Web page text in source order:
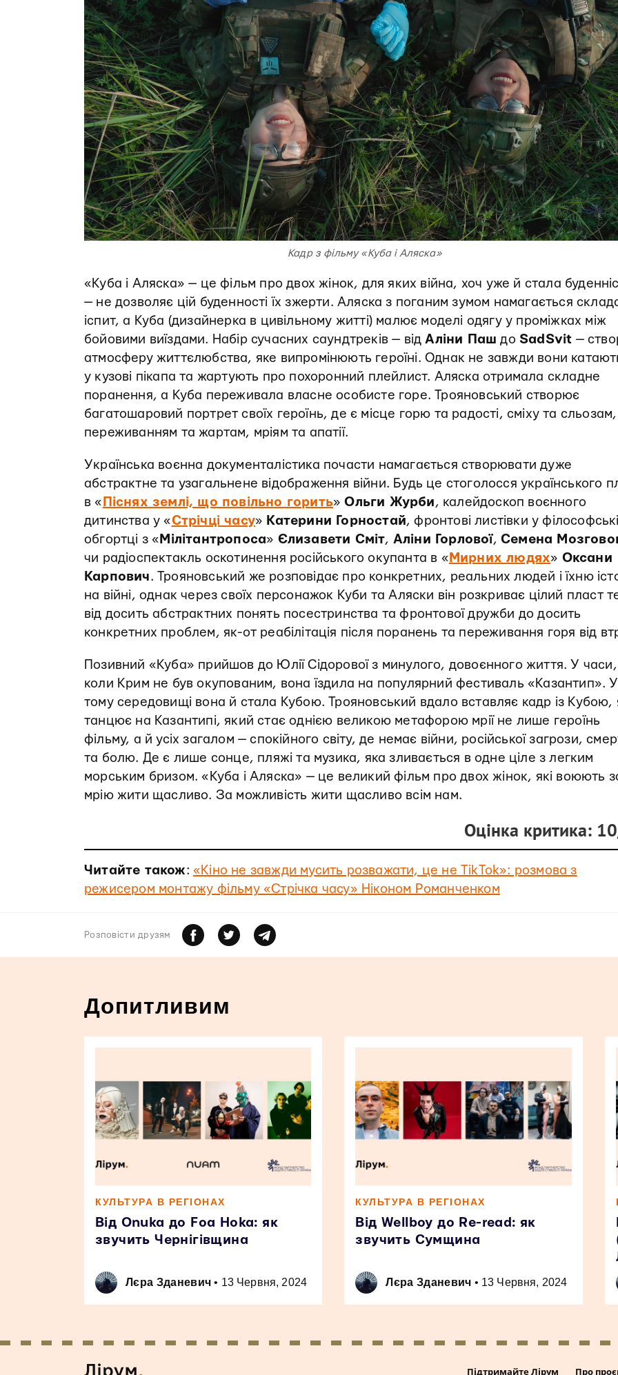
Кадр з фільму «Куба і Аляска»
«Куба і Аляска» — це фільм про двох жінок, для яких війна, хоч уже й стала
— не дозволяє цій буденності їх зжерти. Аляска з поганим зумом намагається
іспит, а Куба (дизайнерка в цивільному житті) малює моделі одягу у проміжках між
бойовими виїздами. Набір сучасних саундтреків — відАліни Паш до SadSvit —
атмосферу життєлюбства, яке випромінюють героїні. Однак не завжди вони
у кузові пікапа та жартують про похоронний плейлист. Аляска отримала складне
поранення, а Куба переживала власне особисте горе. Трояновський створює
багатошаровий портрет своїх героїнь, де є місце горю та радості, сміху та сльозам,
переживанням та жартам, мріям та апатії.
Українська воєнна документалістика почасти намагається створювати дуже
абстрактне та узагальнене відображення війни. Будь це стоголосся українського
в « Піснях землі, що повільно горить»Ольги Журби , калейдоскоп воєнного
дитинства у «Стрічці часу» Катерини Горностай, фронтові листівки у
обгортці з « Мілітантропоса» Єлизавети Сміт, Аліни Горлової,Семена
чи радіоспектакль оскотинення російського окупанта в « Мирних людях» Оксани
Карпович. Трояновський же розповідає про конкретних, реальних людей і їхню
на війні, однак через своїх персонажок Куби та Аляски він розкриває цілий пласт
від досить абстрактних понять посестринства та фронтової дружби до досить
конкретних проблем, як-от реабілітація після поранень та переживання горя від
Позивний «Куба» прийшов до Юлії Сідорової з минулого, довоєнного життя. У часи,
коли Крим не був окупованим, вона їздила на популярний фестиваль «Казантип». У
тому середовищі вона й стала Кубою. Трояновський вдало вставляє кадр із Кубою,
танцює на Казантипі, який стає однією великою метафорою мрії не лише героїнь
фільму, а й усіх загалом — спокійного світу, де немає війни, російської загрози,
та болю. Де є лише сонце, пляжі та музика, яка зливається в одне ціле з легким
морським бризом. «Куба і Аляска» — це великий фільм про двох жінок, які воюють
мрію жити щасливо. За можливість жити щасливо всім нам.
Оцінка критика:
Читайте також:«Кіно не завжди мусить розважати, це не TikTok»: розмова з
режисером монтажу фільму «Стрічка часу» Ніконом Романченком
Розповiсти друзям
Допитливим
КУЛЬТУРА В РЕГІОНАХ
Від Onuka до Foa Hoka: як
звучить Чернігівщина
Лєра Зданевич • 13 Червня, 2024
КУЛЬТУРА В РЕГІОНАХ
Від Wellboy до Re-read: як
звучить Сумщина
Лєра Зданевич • 13 Червня, 2024
Підтримайте Лірум Про